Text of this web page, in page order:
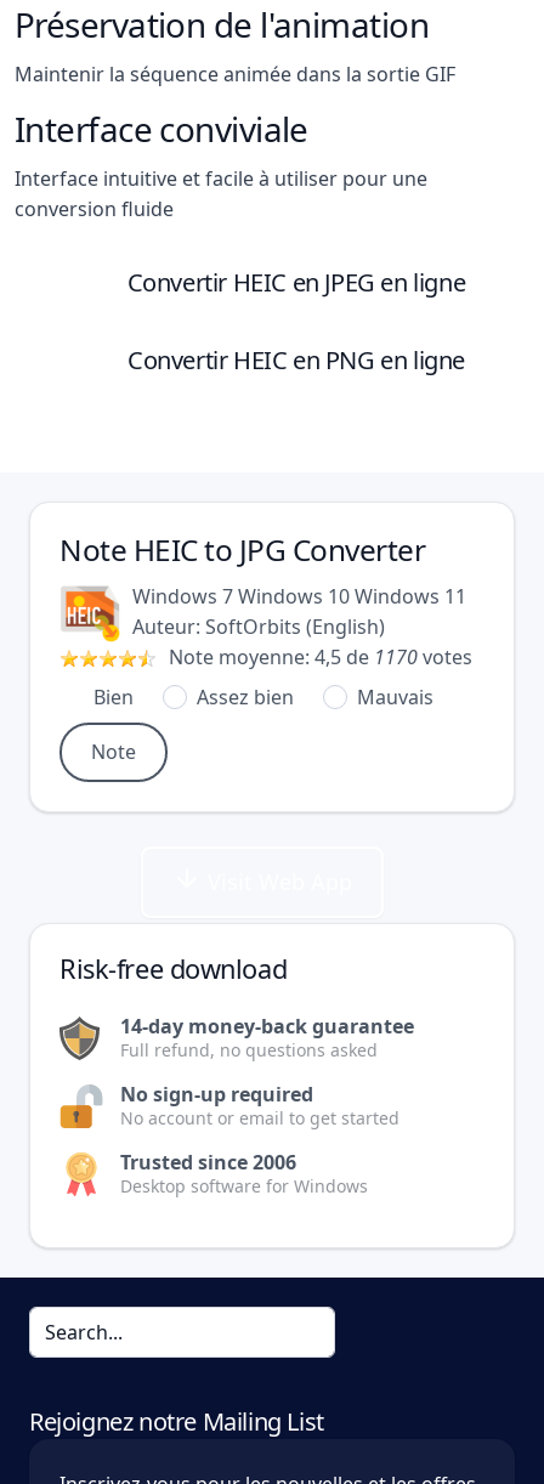
Préservation de l'animation
Maintenir la séquence animée dans la sortie GIF
Interface conviviale
Interface intuitive et facile à utiliser pour une
conversion fluide
Convertir HEIC en JPEG en ligne
Convertir HEIC en PNG en ligne
Note HEIC to JPG Converter
Windows 7Windows 10Windows 11
Auteur: SoftOrbits (English)
Note moyenne: 4,5 de 1170votes
Bien
Assez bien Mauvais
Risk-free download
14-day money-back guarantee
Full refund, no questions asked
No sign-up required
No account or email to get started
Trusted since 2006
Desktop software for Windows
Rejoignez notre Mailing List